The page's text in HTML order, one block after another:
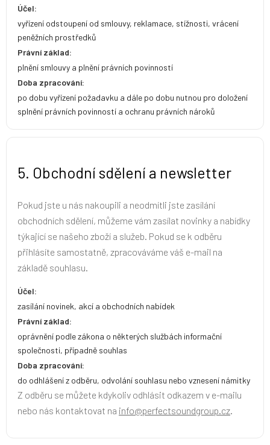
Účel:
vyřízení odstoupení od smlouvy, reklamace, stížnosti, vrácení
peněžních prostředků
Právní základ:
plnění smlouvy a plnění právních povinností
Doba zpracování:
po dobu vyřízení požadavku a dále po dobu nutnou pro doložení
splnění právních povinností a ochranu právních nároků
5. Obchodní sdělení a newsletter
Pokud jste u nás nakoupili a neodmítli jste zasílání
obchodních sdělení, můžeme vám zasílat novinky a nabídky
týkající se našeho zboží a služeb. Pokud se k odběru
přihlásíte samostatně, zpracováváme váš e-mail na
základě souhlasu.
Účel:
zasílání novinek, akcí a obchodních nabídek
Právní základ:
oprávnění podle zákona o některých službách informační
společnosti, případně souhlas
Doba zpracování:
do odhlášení z odběru, odvolání souhlasu nebo vznesení námitky
Z odběru se můžete kdykoliv odhlásit odkazem v e-mailu
nebo nás kontaktovat na info@perfectsoundgroup.cz.